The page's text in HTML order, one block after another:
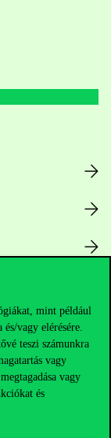
mint például
vagy elérésére.
teszi számunkra
vagy
vagy
és